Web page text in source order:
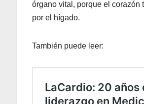
órgano vital, porque el corazón
por el hígado.
También puede leer: